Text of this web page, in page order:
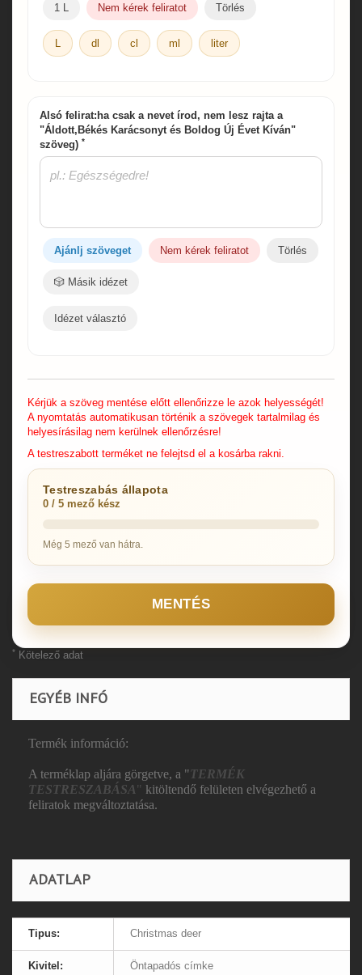
1 L Nem kérek feliratot Törlés
L dl cl ml liter
Alsó felirat:ha csak a nevet írod, nem lesz rajta a
"Áldott,Békés Karácsonyt és Boldog Új Évet Kíván"
szöveg) *
Ajánlj szöveget Nem kérek feliratot Törlés
🎲 Másik idézet
Idézet választó
Kérjük a szöveg mentése előtt ellenőrizze le azok helyességét!
A nyomtatás automatikusan történik a szövegek tartalmilag és
helyesírásilag nem kerülnek ellenőrzésre!
A testreszabott terméket ne felejtsd el a kosárba rakni.
Testreszabás állapota
0 / 5 mező kész
Még 5 mező van hátra.
MENTÉS
* Kötelező adat
EGYÉB INFÓ
Termék információ:
A terméklap aljára görgetve, a "TERMÉK
TESTRESZABÁSA" kitöltendő felületen elvégezhető a
feliratok megváltoztatása.
ADATLAP
Tipus: Christmas deer
Kivitel: Öntapadós címke